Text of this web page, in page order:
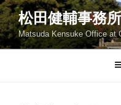
コ
ン
テ
ン
松田健輔事務所
Matsuda Kensuke Office at